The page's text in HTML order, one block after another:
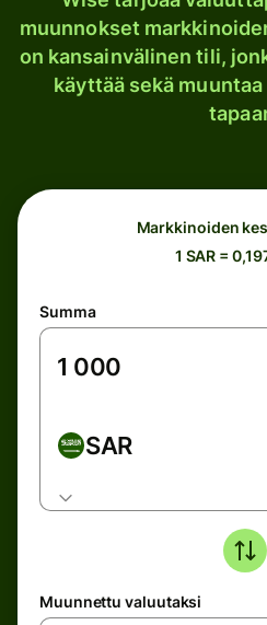
muunnokset
on kansainvälinen tili,
käyttää sekä
Markkinoiden
1 SAR =
Summa
SAR
Muunnettu valuutaksi